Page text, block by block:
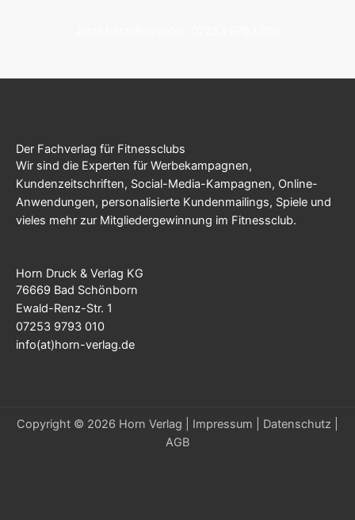
Der Fachverlag für Fitnessclubs
Wir sind die Experten für Werbekampagnen,
Kundenzeitschriften, Social-Media-Kampagnen, Online-
Anwendungen, personalisierte Kundenmailings, Spiele und
vieles mehr zur Mitgliedergewinnung im Fitnessclub.
Horn Druck & Verlag KG
76669 Bad Schönborn
Ewald-Renz-Str. 1
07253 9793 010
info(at)horn-verlag.de
Copyright © 2026 Horn Verlag | Impressum Datenschutz
AGB